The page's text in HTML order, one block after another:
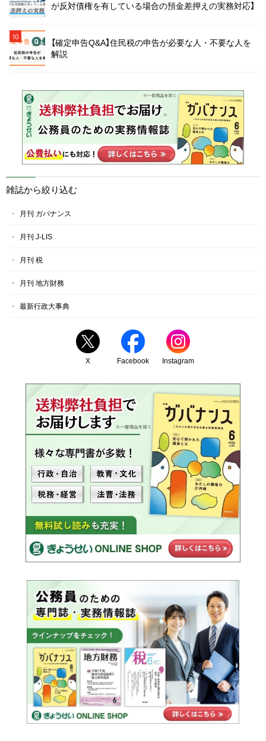
が反対債権を有している場合の預金差押えの実務対応】
10
【確定申告Q&A】住民税の申告が必要な人・不要な人を
解説
雑誌から絞り込む
月刊 ガバナンス
月刊 J-LIS
月刊 税
月刊 地方財務
最新行政大事典
X Facebook Instagram